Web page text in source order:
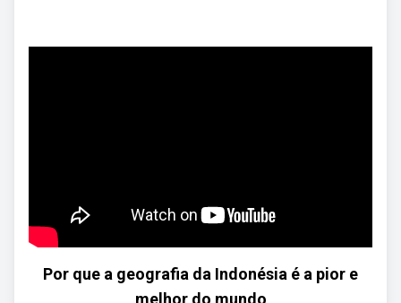
Por que a geografia da Indonésia é a pior e
melhor do mundo